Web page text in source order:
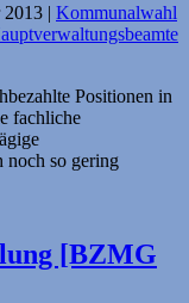
2013 | Kommunalwahl
Positionen in
fachliche
noch so gering
[BZMG